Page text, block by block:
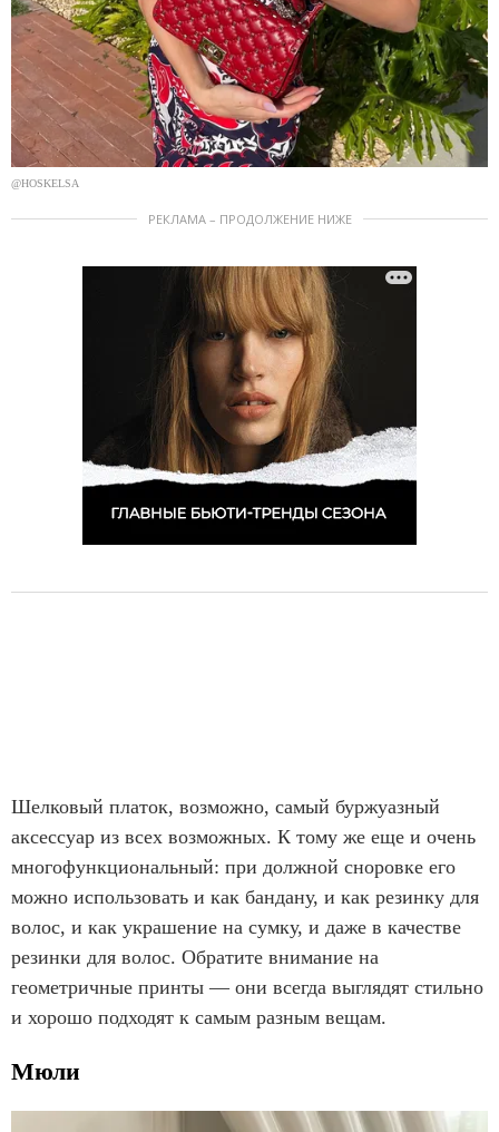
@HOSKELSA
РЕКЛАМА – ПРОДОЛЖЕНИЕ НИЖЕ
Шелковый платок, возможно, самый буржуазный
аксессуар из всех возможных. К тому же еще и очень
многофункциональный: при должной сноровке его
можно использовать и как бандану, и как резинку для
волос, и как украшение на сумку, и даже в качестве
резинки для волос. Обратите внимание на
геометричные принты — они всегда выглядят стильно
и хорошо подходят к самым разным вещам.
Мюли